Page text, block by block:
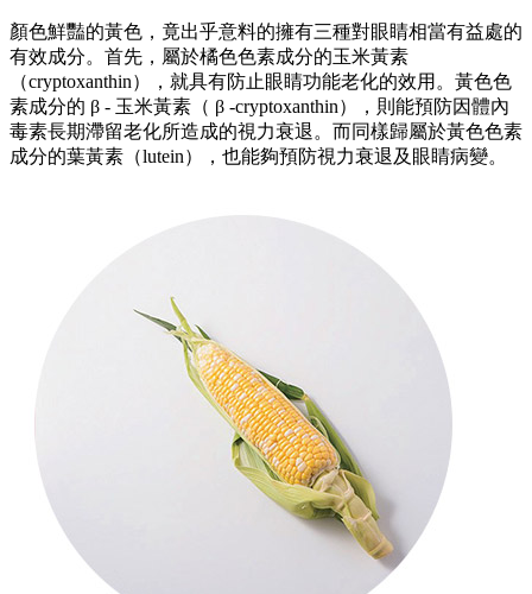
顏色鮮豔的黃色，竟出乎意料的擁有三種對眼睛相當有益處的
有效成分。首先，屬於橘色色素成分的玉米黃素
（cryptoxanthin），就具有防止眼睛功能老化的效用。黃色色
素成分的 β - 玉米黃素（ β -cryptoxanthin），則能預防因體內
毒素長期滯留老化所造成的視力衰退。而同樣歸屬於黃色色素
成分的葉黃素（lutein），也能夠預防視力衰退及眼睛病變。